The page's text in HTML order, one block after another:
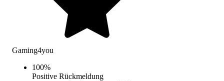
Gaming4you
100%
Positive Rückmeldung